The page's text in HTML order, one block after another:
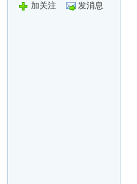
加关注
发消息